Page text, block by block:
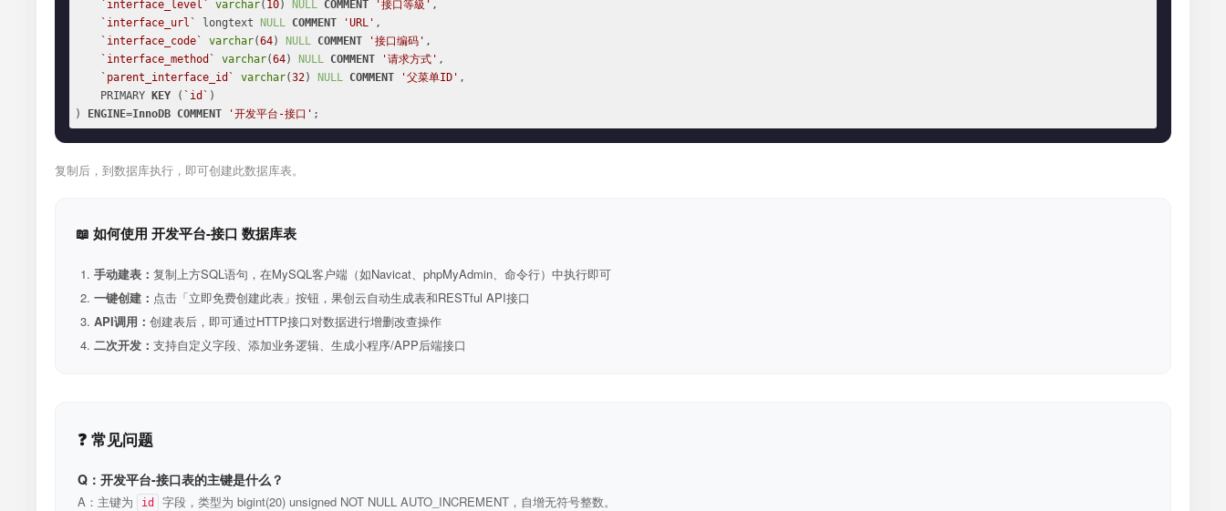
`interface_level`
varchar( 10) NULL COMMENT '接口等級' ,
`interface_url`
longtext NULL COMMENT 'URL' ,
`interface_code`
varchar(64) NULL COMMENT '接口编码' ,
`interface_method`
varchar(64) NULL COMMENT '请求方式' ,
`parent_interface_id`
varchar(32) NULL COMMENT '父菜单ID' ,
    PRIMARY
KEY ( `id` )
)
ENGINE=InnoDB COMMENT '开发平台-接口' ;
复制后，到数据库执行，即可创建此数据库表。
📖 如何使用 开发平台-接口 数据库表
手动建表： 复制上方SQL语句，在MySQL客户端（如Navicat、phpMyAdmin、命令行）中执行即可
一键创建： 点击「立即免费创建此表」按钮，果创云自动生成表和RESTful API接口
API调用： 创建表后，即可通过HTTP接口对数据进行增删改查操作
二次开发： 支持自定义字段、添加业务逻辑、生成小程序/APP后端接口
❓ 常见问题
Q：开发平台-接口表的主键是什么？
A：主键为 id 字段，类型为 bigint(20) unsigned NOT NULL AUTO_INCREMENT，自增无符号整数。